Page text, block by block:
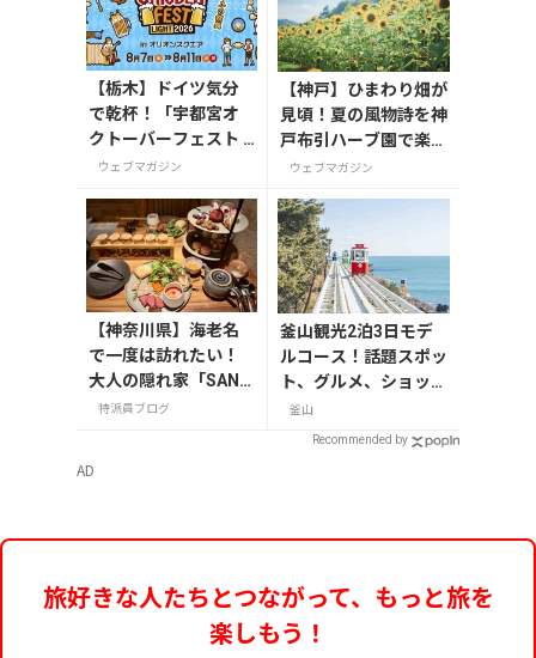
【栃木】ドイツ気分
で乾杯！「宇都宮オ
クトーバーフェスト L
ight 2026」が8月7日
ウェブマガジン
【神戸】ひまわり畑が
見頃！夏の風物詩を神
戸布引ハーブ園で楽し
もう
ウェブマガジン
【神奈川県】海老名
で一度は訪れたい！
大人の隠れ家「SAND
GLASS 熾火」で味わ
特派員ブログ
釜山観光2泊3日モデ
ルコース！話題スポッ
ト、グルメ、ショッピ
ングを満喫
釜山
Recommended by
AD
旅好きな人たちとつながって、もっと旅を
楽しもう！